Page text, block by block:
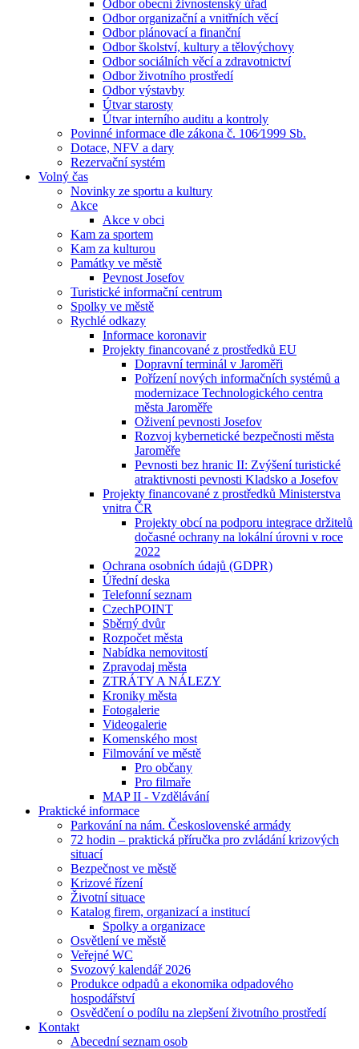
Odbor obecní živnostenský úřad
Odbor organizační a vnitřních věcí
Odbor plánovací a finanční
Odbor školství, kultury a tělovýchovy
Odbor sociálních věcí a zdravotnictví
Odbor životního prostředí
Odbor výstavby
Útvar starosty
Útvar interního auditu a kontroly
Povinné informace dle zákona č. 106⁄1999 Sb.
Dotace, NFV a dary
Rezervační systém
Volný čas
Novinky ze sportu a kultury
Akce
Akce v obci
Kam za sportem
Kam za kulturou
Památky ve městě
Pevnost Josefov
Turistické informační centrum
Spolky ve městě
Rychlé odkazy
Informace koronavir
Projekty financované z prostředků EU
Dopravní terminál v Jaroměři
Pořízení nových informačních systémů a
modernizace Technologického centra
města Jaroměře
Oživení pevnosti Josefov
Rozvoj kybernetické bezpečnosti města
Jaroměře
Pevnosti bez hranic II: Zvýšení turistické
atraktivnosti pevnosti Kladsko a Josefov
Projekty financované z prostředků Ministerstva
vnitra ČR
Projekty obcí na podporu integrace držitelů
dočasné ochrany na lokální úrovni v roce
2022
Ochrana osobních údajů (GDPR)
Úřední deska
Telefonní seznam
CzechPOINT
Sběrný dvůr
Rozpočet města
Nabídka nemovitostí
Zpravodaj města
ZTRÁTY A NÁLEZY
Kroniky města
Fotogalerie
Videogalerie
Komenského most
Filmování ve městě
Pro občany
Pro filmaře
MAP II - Vzdělávání
Praktické informace
Parkování na nám. Československé armády
72 hodin – praktická příručka pro zvládání krizových
situací
Bezpečnost ve městě
Krizové řízení
Životní situace
Katalog firem, organizací a institucí
Spolky a organizace
Osvětlení ve městě
Veřejné WC
Svozový kalendář 2026
Produkce odpadů a ekonomika odpadového
hospodářství
Osvědčení o podílu na zlepšení životního prostředí
Kontakt
Abecední seznam osob